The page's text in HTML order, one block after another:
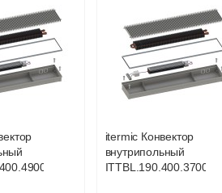
money, Qiwi-кошельки и другие).
НДС)подробнее...
itermic Конвектор
внутрипольный
ITTBL.190.400.3700